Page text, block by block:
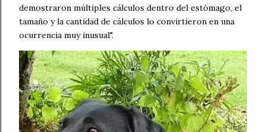
demostraron múltiples cálculos dentro del estómago, el
tamaño y la cantidad de cálculos lo convirtieron en una
ocurrencia muy inusual".